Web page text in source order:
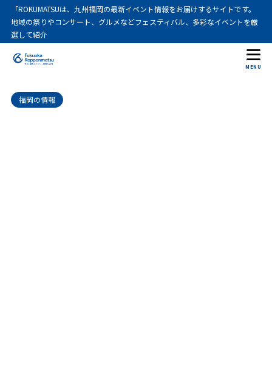
「ROKUMATSUは、九州福岡の最新イベント情報をお届けするサイトです。
地域の祭りやコンサート、グルメなどフェスティバル、多彩なイベントを厳
選して紹介
MENU
福岡の情報